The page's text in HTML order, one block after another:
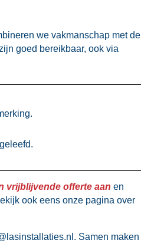
we vakmanschap met de
goed bereikbaar, ook via
vrijblijvende offerte aan en
ook eens onze pagina over
Samen maken